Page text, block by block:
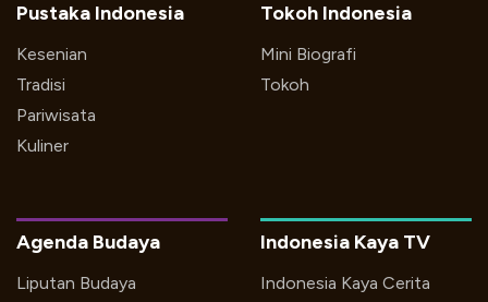
Pustaka Indonesia
Kesenian
Tradisi
Pariwisata
Kuliner
Tokoh Indonesia
Mini Biografi
Tokoh
Indonesia Kaya TV
Indonesia Kaya Cerita
Agenda Budaya
Liputan Budaya